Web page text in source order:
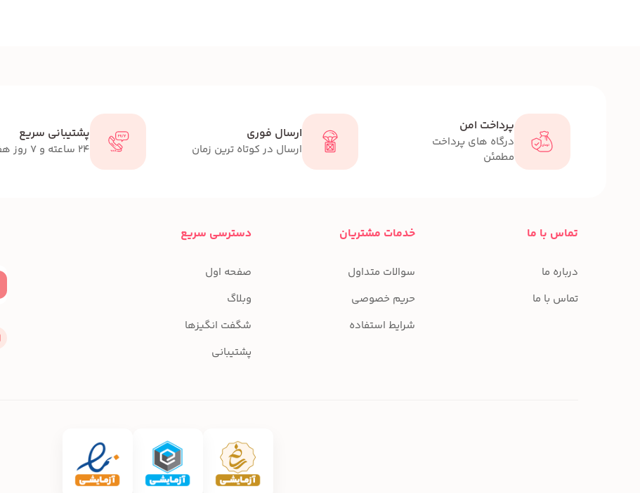
پرداخت امن
درگاه های پرداخت
مطمئن
ارسال فوری
ارسال در کوتاه ترین زمان
پشتیبانی سریع
24 ساعته و 7 روز هفته
تماس با ما
درباره ما
تماس با ما
خدمات مشتریان
سوالات متداول
حریم خصوصی
شرایط استفاده
دسترسی سریع
صفحه اول
وبلاگ
شگفت انگیزها
پشتیبانی